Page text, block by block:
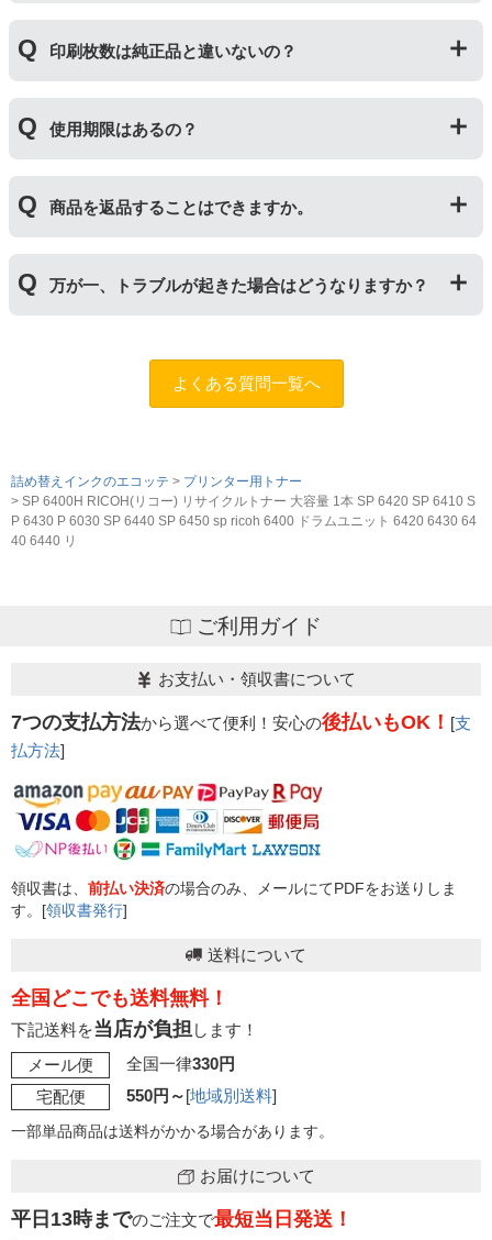
「互換トナー」は純正品を模して製造された大量生産さ
れた商品のため、お求めやすい価格になっております。
ートリッジのことです。「ドラム(感光体ユニット)」は
トナーを用紙に写すためのもので、トナーカートリッジ
の器にあたる部分になります。
トナーとドラムはそれぞれ印字できる枚数が異なってい
により使用できなくなった場合は、必ず分離してから新
しいものに交換してください。
印刷枚数は純正品と違いないの？
一部型番は、純正品より多く印刷が可能なエコッテオリ
ジナルの【特別増量版】もございます。
使用期限はあるの？
サイクルトナー/ドラムに限り、レビューをご投稿いただ
くことで保証期間が2年に延長されます。
保証期間の2年以内に使い切るようお願いいたします。
商品を返品することはできますか。
用未開封の場合であっても対応することができません。
ご購入前に商品の型番などをよくご確認ください。な
ますので、お手数ですが当店までお問い合わせくださ
万が一、トラブルが起きた場合はどうなりますか？
問合フォーム
ふたつの保証」を設けておりますので、ご購入
よくある質問一覧へ
詰め替えインクのエコッテ
プリンター用トナー
SP 6400H RICOH(リコー) リサイクルトナー 大容量 1本 SP 6420 SP 6410 S
P 6430 P 6030 SP 6440 SP 6450 sp ricoh 6400 ドラムユニット 6420 6430 64
40 6440 リ
ご利用ガイド
お支払い・領収書について
7つの支払方法から選べて便利！安心の後払いもOK！ [支
払方法]
領収書は、 前払い決済の場合のみ、メールにてPDFをお送りしま
す。[領収書発行]
送料について
全国どこでも送料無料！
下記送料を当店が負担 します！
メール便
全国一律330円
宅配便
550円～[地域別送料]
一部単品商品は送料がかかる場合があります。
お届けについて
平日13時までのご注文で最短当日発送！